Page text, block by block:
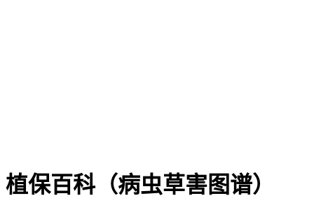
植保百科（病虫草害图谱）